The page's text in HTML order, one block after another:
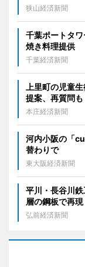
狭山経済新聞
千葉ポートタ
焼き料理提供
千葉経済新聞
上里町の児童
提案、再質問も
本庄経済新聞
河内小阪の「
替わりで
東大阪経済新聞
平川・長谷川
層の鋼板で再現
弘前経済新聞